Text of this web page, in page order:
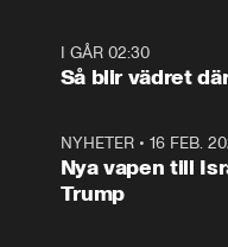
I GÅR 02:30
Så blir vädret
NYHETER• 16 FEB.
Nya vapen till
Trump